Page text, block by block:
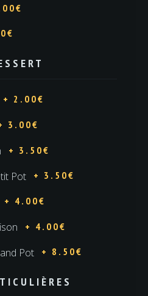
+ 2.00€
3.00€
+ 3.50€
Pot + 3.50€
+ 4.00€
+ 4.00€
Pot + 8.50€